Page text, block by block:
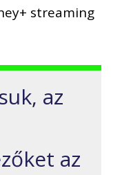
streaming
az
az